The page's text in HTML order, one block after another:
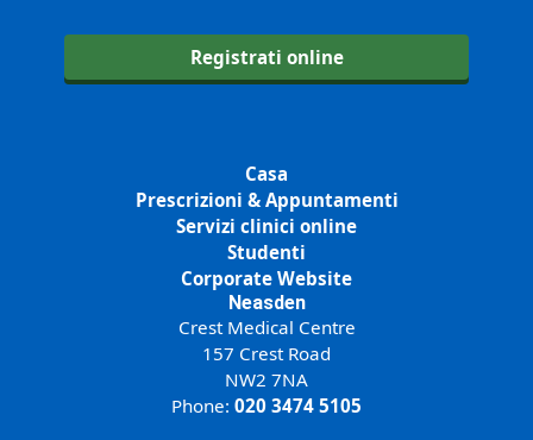
Registrati online
Casa
Prescrizioni & Appuntamenti
Servizi clinici online
Studenti
Corporate Website
Neasden
Crest Medical Centre
157 Crest Road
NW2 7NA
Phone: 020 3474 5105